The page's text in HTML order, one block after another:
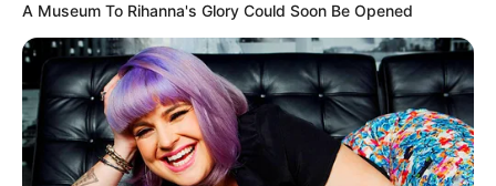
A Museum To Rihanna's Glory Could Soon Be Opened